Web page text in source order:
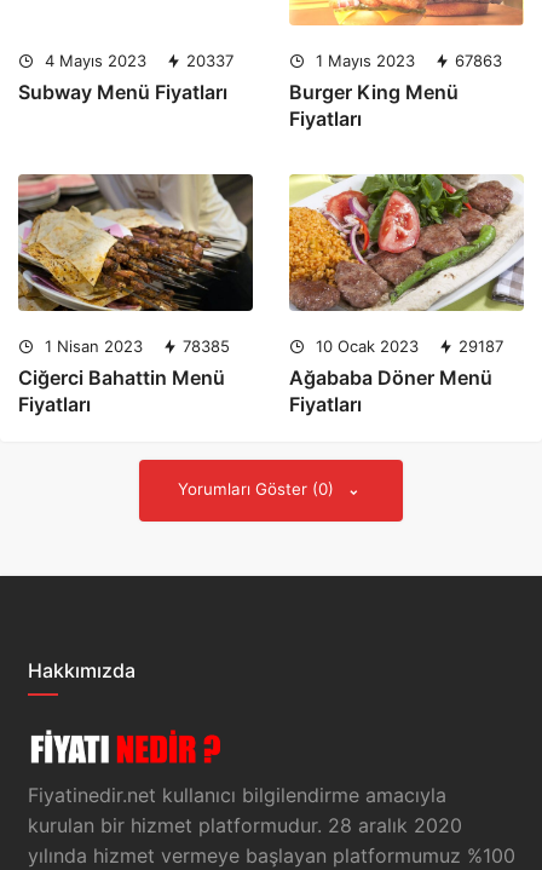
4 Mayıs 2023 20337
Subway Menü Fiyatları
1 Mayıs 2023 67863
Burger King Menü
Fiyatları
1 Nisan 2023 78385
Ciğerci Bahattin Menü
Fiyatları
10 Ocak 2023 29187
Ağababa Döner Menü
Fiyatları
Yorumları Göster (0)
Hakkımızda
Fiyatinedir.net kullanıcı bilgilendirme amacıyla
kurulan bir hizmet platformudur. 28 aralık 2020
yılında hizmet vermeye başlayan platformumuz %100